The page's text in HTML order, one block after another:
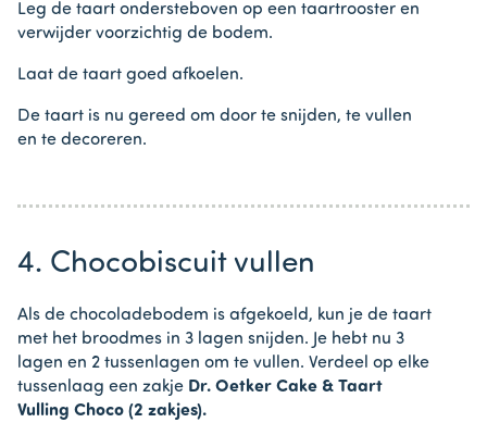
Leg de taart ondersteboven op een taartrooster en
verwijder voorzichtig de bodem.
Laat de taart goed afkoelen.
De taart is nu gereed om door te snijden, te vullen
en te decoreren.
4. Chocobiscuit vullen
Als de chocoladebodem is afgekoeld, kun je de taart
met het broodmes in 3 lagen snijden. Je hebt nu 3
lagen en 2 tussenlagen om te vullen. Verdeel op elke
tussenlaag een zakje Dr. Oetker Cake & Taart
Vulling Choco (2 zakjes).